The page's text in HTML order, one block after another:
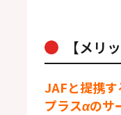
【メリ
JAFと提携す
プラスαのサ